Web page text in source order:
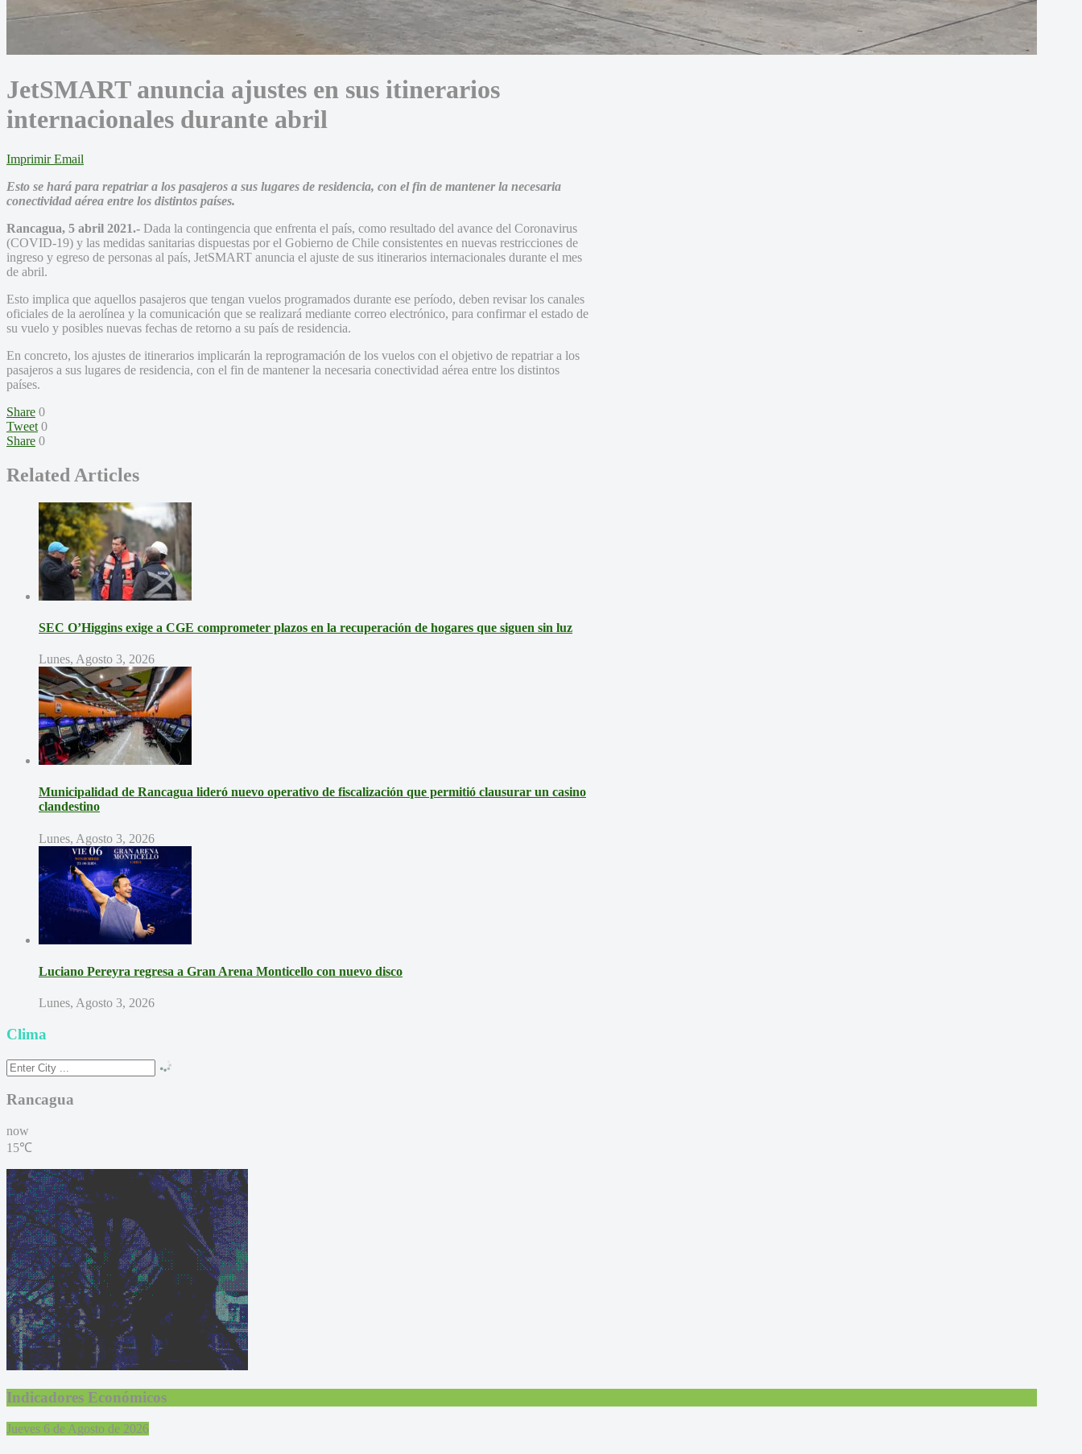
JetSMART anuncia ajustes en sus itinerarios
internacionales durante abril
Imprimir Email
Esto se hará para repatriar a los pasajeros a sus lugares de residencia, con el fin de mantener la necesaria
conectividad aérea entre los distintos países.
Rancagua, 5 abril 2021.- Dada la contingencia que enfrenta el país, como resultado del avance del Coronavirus
(COVID-19) y las medidas sanitarias dispuestas por el Gobierno de Chile consistentes en nuevas restricciones de
ingreso y egreso de personas al país, JetSMART anuncia el ajuste de sus itinerarios internacionales durante el mes
de abril.
Esto implica que aquellos pasajeros que tengan vuelos programados durante ese período, deben revisar los canales
oficiales de la aerolínea y la comunicación que se realizará mediante correo electrónico, para confirmar el estado de
su vuelo y posibles nuevas fechas de retorno a su país de residencia.
En concreto, los ajustes de itinerarios implicarán la reprogramación de los vuelos con el objetivo de repatriar a los
pasajeros a sus lugares de residencia, con el fin de mantener la necesaria conectividad aérea entre los distintos
países.
Share 0
Tweet 0
Share 0
Related Articles
SEC O’Higgins exige a CGE comprometer plazos en la recuperación de hogares que siguen sin luz
Lunes, Agosto 3, 2026
Municipalidad de Rancagua lideró nuevo operativo de fiscalización que permitió clausurar un casino
clandestino
Lunes, Agosto 3, 2026
Luciano Pereyra regresa a Gran Arena Monticello con nuevo disco
Lunes, Agosto 3, 2026
Clima
Rancagua
now
15℃
Indicadores Económicos
Jueves 6 de Agosto de 2026